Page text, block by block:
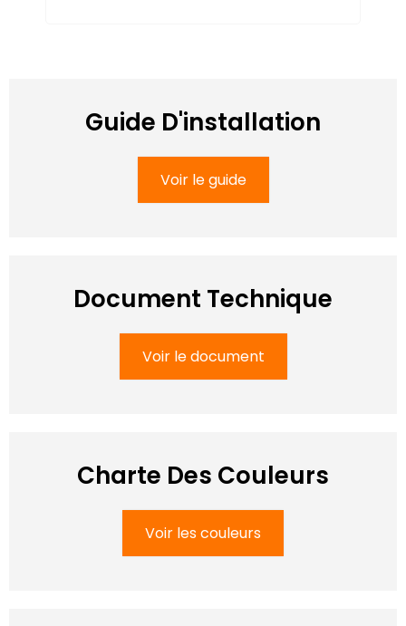
Guide D'installation
Voir le guide
Document Technique
Voir le document
Charte Des Couleurs
Voir les couleurs